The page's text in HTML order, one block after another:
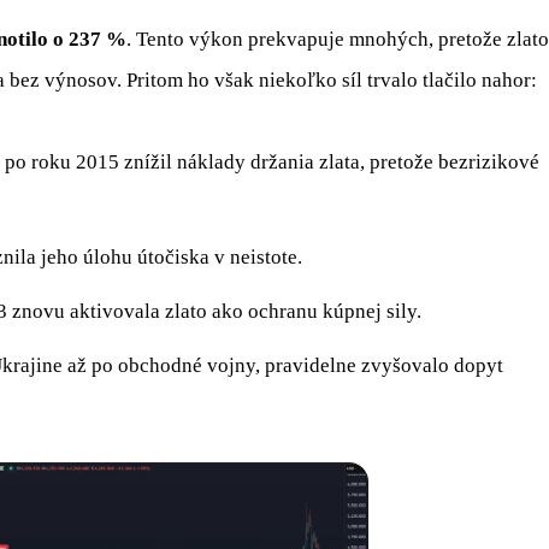
o 237 %. Tento výkon prekvapuje mnohých, pretože zlato
výnosov. Pritom ho však niekoľko síl trvalo tlačilo nahor:
po roku 2015 znížil náklady držania zlata, pretože bezrizikové
jeho úlohu útočiska v neistote.
znovu aktivovala zlato ako ochranu kúpnej sily.
až po obchodné vojny, pravidelne zvyšovalo dopyt